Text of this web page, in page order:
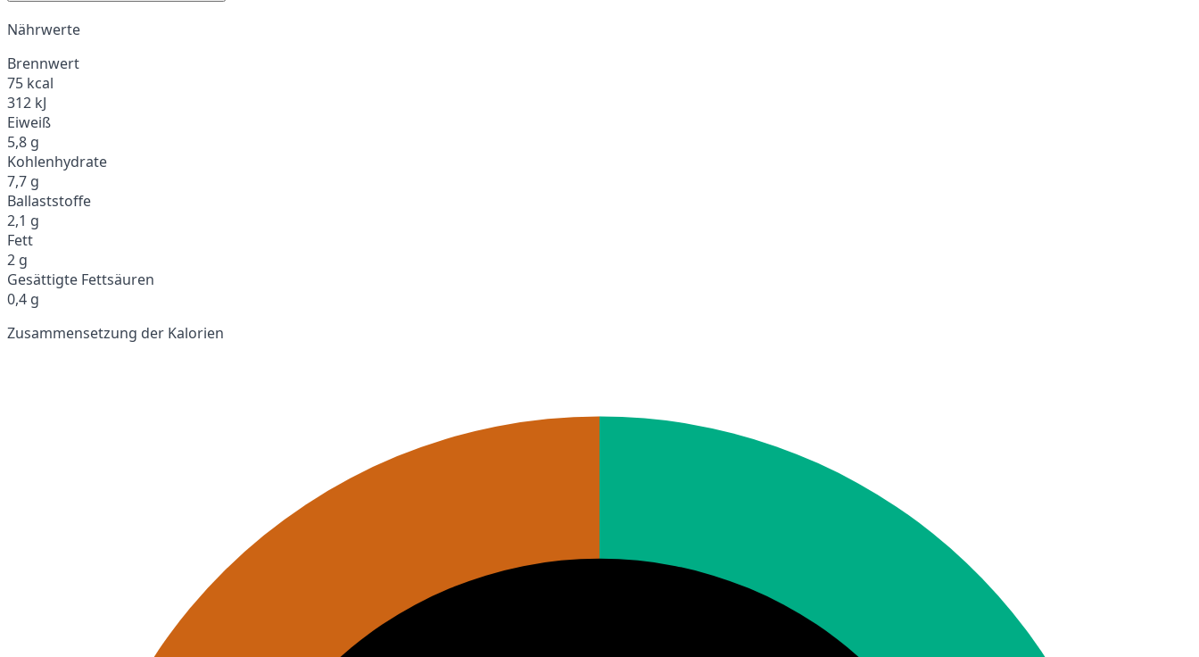
Nährwerte
Brennwert
75 kcal
312 kJ
Eiweiß
5,8 g
Kohlenhydrate
7,7 g
Ballaststoffe
2,1 g
Fett
2 g
Gesättigte Fettsäuren
0,4 g
Zusammensetzung der Kalorien